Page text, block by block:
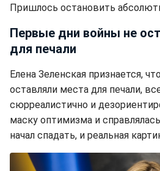
Пришлось остановить
Первые дни войны не
для печали
Елена Зеленская признается,
оставляли места для печали,
сюрреалистично и
маску оптимизма и
начал спадать, и реальная